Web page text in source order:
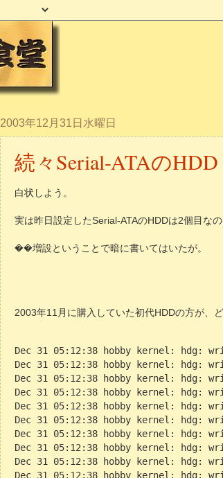
2003年12月31日水曜日
続々Serial-ATAのHDD
白状しよう。
実は昨日設定したSerial-ATAのHDDは2個目なの
��増設ということで暗に書いてはいたが。
2003年11月に購入していた初代HDDの方が、
Dec 31 05:12:38 hobby kernel: hdg:
Dec 31 05:12:38 hobby kernel: hdg:
Dec 31 05:12:38 hobby kernel: hdg:
Dec 31 05:12:38 hobby kernel: hdg:
Dec 31 05:12:38 hobby kernel: hdg:
Dec 31 05:12:38 hobby kernel: hdg:
Dec 31 05:12:38 hobby kernel: hdg:
Dec 31 05:12:38 hobby kernel: hdg:
Dec 31 05:12:38 hobby kernel: hdg:
Dec 31 05:12:38 hobby kernel: hdg: